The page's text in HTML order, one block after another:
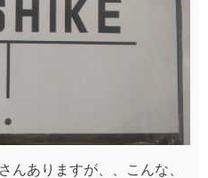
んありますが、、こんな、